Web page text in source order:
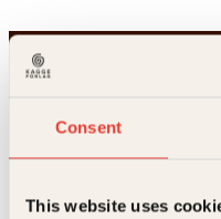
Consent
This website uses
Kontakt oss